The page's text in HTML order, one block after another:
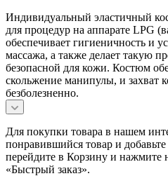
Индивидуальный эластичный
для процедур на аппарате LPG
обеспечивает гигиеничность и
массажа, а также делает такую
безопасной для кожи. Костюм
скольжение манипулы, и захват
безболезненно.
Для покупки товара в нашем
понравившийся товар и
перейдите в Корзину и нажмите
«Быстрый заказ».